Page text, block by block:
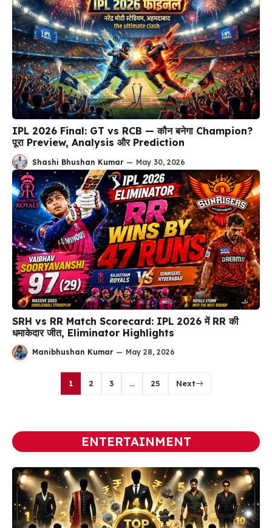
IPL 2026 Final: GT vs RCB — कौन बनेगा Champion?
पूरा Preview, Analysis और Prediction
Shashi Bhushan Kumar — May 30, 2026
SRH vs RR Match Scorecard: IPL 2026 में RR की
धमाकेदार जीत, Eliminator Highlights
Manibhushan Kumar — May 28, 2026
1 2 3 … 25 Next
ENTERTAINMENT